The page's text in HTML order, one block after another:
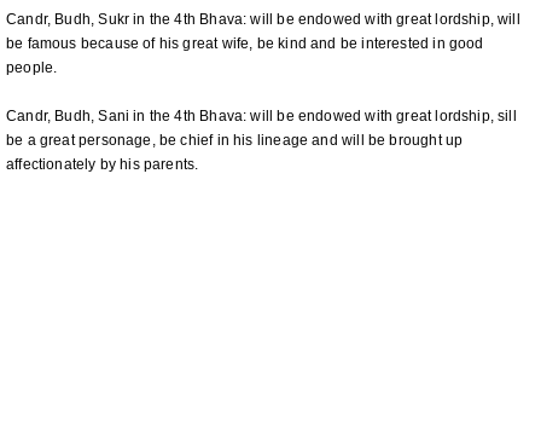
Candr, Budh, Sukr in the 4th Bhava: will be endowed with great lordship, will
be famous because of his great wife, be kind and be interested in good
people.
Candr, Budh, Sani in the 4th Bhava: will be endowed with great lordship, sill
be a great personage, be chief in his lineage and will be brought up
affectionately by his parents.